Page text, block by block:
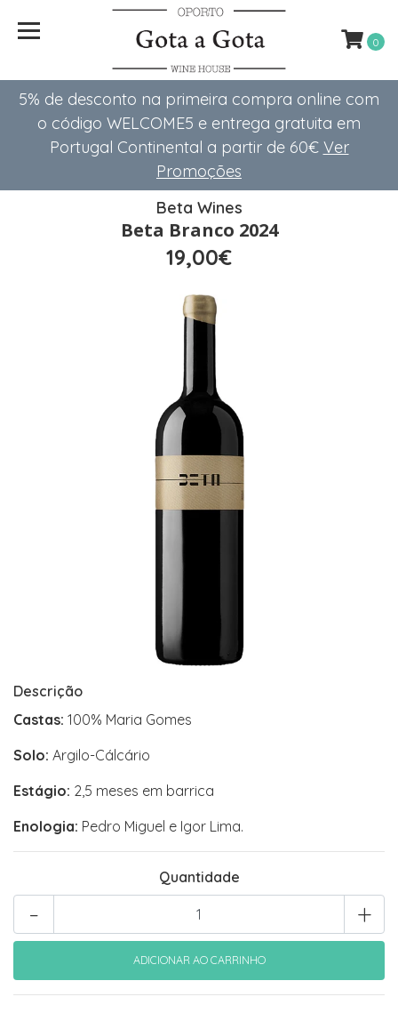
5% de desconto na primeira compra online com
o código WELCOME5 e entrega gratuita em
Portugal Continental a partir de 60€ Ver
Promoções
0
Beta Wines
Beta Branco 2024
19,00€
Descrição
Castas: 100% Maria Gomes
Solo: Argilo-Cálcário
Estágio: 2,5 meses em barrica
Enologia: Pedro Miguel e Igor Lima.
Quantidade
+
-